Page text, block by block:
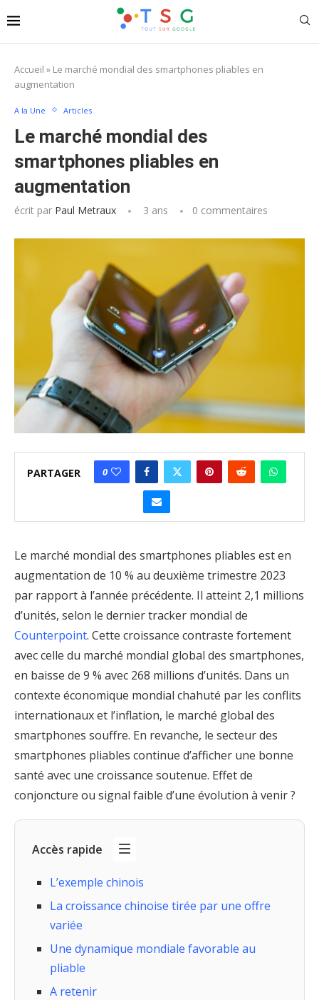
Accueil » Le marché mondial des smartphones pliables en
augmentation
A la Une Articles
Le marché mondial des
smartphones pliables en
augmentation
écrit par Paul Metraux 3 ans 0 commentaires
PARTAGER 0
Le marché mondial des smartphones pliables est en
augmentation de 10 % au deuxième trimestre 2023
par rapport à l’année précédente. Il atteint 2,1 millions
d’unités, selon le dernier tracker mondial de
Counterpoint. Cette croissance contraste fortement
avec celle du marché mondial global des smartphones,
en baisse de 9 % avec 268 millions d’unités. Dans un
contexte économique mondial chahuté par les conflits
internationaux et l’inflation, le marché global des
smartphones souffre. En revanche, le secteur des
smartphones pliables continue d’afficher une bonne
santé avec une croissance soutenue. Effet de
conjoncture ou signal faible d’une évolution à venir ?
Accès rapide
L’exemple chinois
La croissance chinoise tirée par une offre
variée
Une dynamique mondiale favorable au
pliable
A retenir